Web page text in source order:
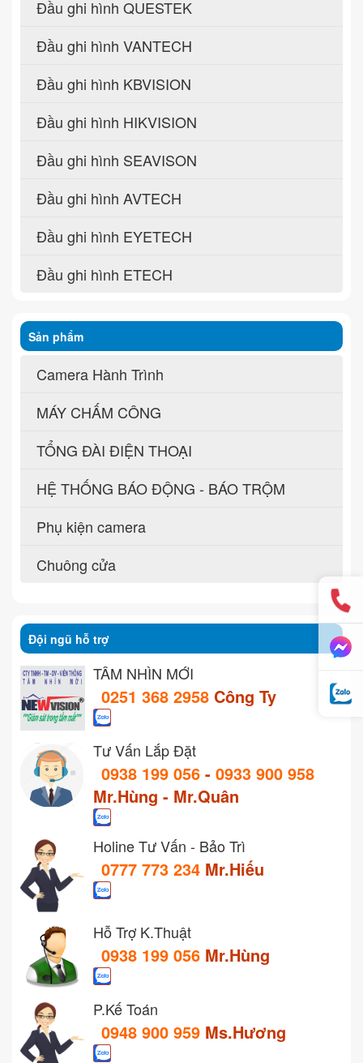
Đầu ghi hình QUESTEK
Đầu ghi hình VANTECH
Đầu ghi hình KBVISION
Đầu ghi hình HIKVISION
Đầu ghi hình SEAVISON
Đầu ghi hình AVTECH
Đầu ghi hình EYETECH
Đầu ghi hình ETECH
Sản phẩm
Camera Hành Trình
MÁY CHẤM CÔNG
TỔNG ĐÀI ĐIỆN THOẠI
HỆ THỐNG BÁO ĐỘNG - BÁO TRỘM
Phụ kiện camera
Chuông cửa
Đội ngũ hỗ trợ
TẦM NHÌN MỚI
0251 368 2958 Công Ty
Tư Vấn Lắp Đặt
0938 199 056 - 0933 900 958
Mr.Hùng - Mr.Quân
Holine Tư Vấn - Bảo Trì
0777 773 234 Mr.Hiếu
Hỗ Trợ K.Thuật
0938 199 056 Mr.Hùng
P.Kế Toán
0948 900 959 Ms.Hương